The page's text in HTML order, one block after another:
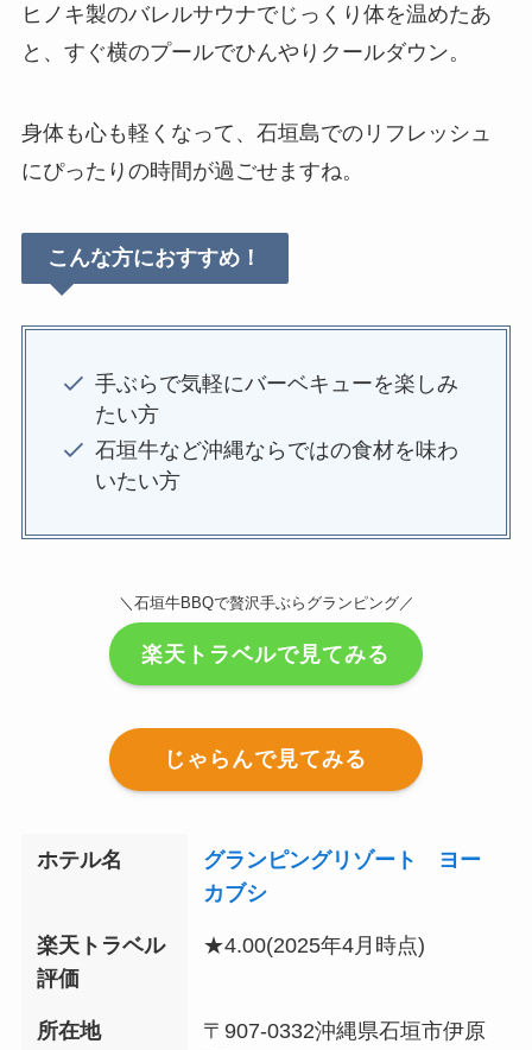
ヒノキ製のバレルサウナでじっくり体を温めたあ
と、すぐ横のプールでひんやりクールダウン。
身体も心も軽くなって、石垣島でのリフレッシュ
にぴったりの時間が過ごせますね。
こんな方におすすめ！
手ぶらで気軽にバーベキューを楽しみ
たい方
石垣牛など沖縄ならではの食材を味わ
いたい方
＼石垣牛BBQで贅沢手ぶらグランピング／
楽天トラベルで見てみる
じゃらんで見てみる
ホテル名
グランピングリゾート ヨー
カブシ
楽天トラベル
評価
★4.00(2025年4月時点)
所在地
〒907-0332沖縄県石垣市伊原